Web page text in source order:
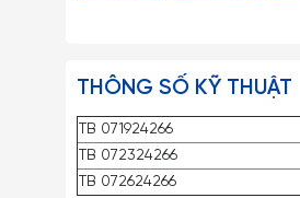
THÔNG SỐ KỸ THUẬT
TB 071924266
TB 072324266
TB 072624266